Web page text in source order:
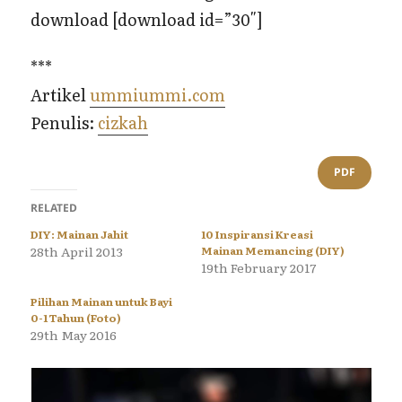
download [download id=”30″]
***
Artikelummiummi.com
Penulis: cizkah
PDF
RELATED
DIY: Mainan Jahit
28th April 2013
10 Inspiransi Kreasi
Mainan Memancing (DIY)
19th February 2017
Pilihan Mainan untuk Bayi
0-1 Tahun (Foto)
29th May 2016